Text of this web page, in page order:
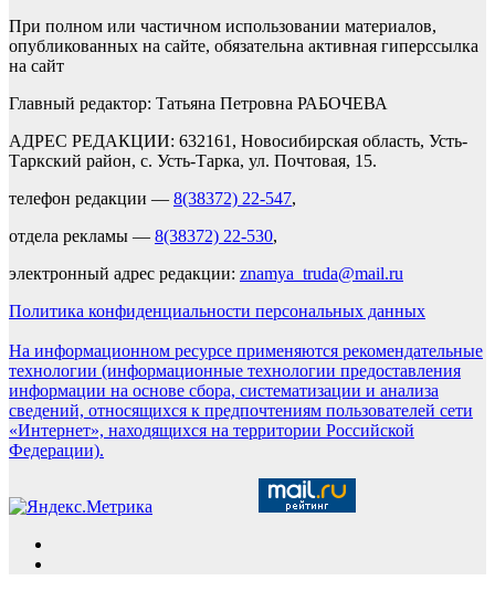
При полном или частичном использовании материалов,
опубликованных на сайте, обязательна активная гиперссылка
на сайт
Главный редактор: Татьяна Петровна РАБОЧЕВА
АДРЕС РЕДАКЦИИ: 632161, Новосибирская область, Усть-
Таркский район, с. Усть-Тарка, ул. Почтовая, 15.
телефон редакции — 8(38372) 22-547,
отдела рекламы — 8(38372) 22-530,
электронный адрес редакции: znamya_truda@mail.ru
Политика конфиденциальности персональных данных
На информационном ресурсе применяются рекомендательные
технологии (информационные технологии предоставления
информации на основе сбора, систематизации и анализа
сведений, относящихся к предпочтениям пользователей сети
«Интернет», находящихся на территории Российской
Федерации).